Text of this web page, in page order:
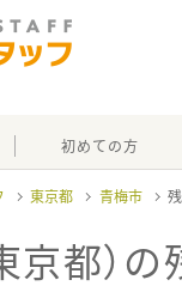
初めての方
東京都 青梅市
京都）